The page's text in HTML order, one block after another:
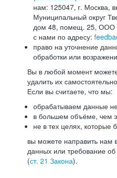
нам: 125047, г. Москва,
Муниципальный округ
дом 48, помещ. 25, ООО
с нами по адресу:
право на уточнение
обработки или
Вы в любой момент
удалить их
Если вы считаете, что мы:
обрабатываем данные
в большем объёме, чем
не в тех целях, которые
вы можете направить нам
данных или требование
(ст. 21 Закона).